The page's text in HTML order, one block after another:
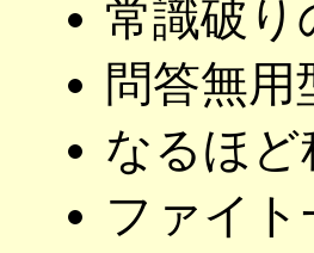
常識破り
問答無
なるほ
ファイ